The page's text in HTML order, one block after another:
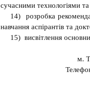
сучасними технологіями
14) розробка
навчання аспірантів та
15) висвітлення
м.